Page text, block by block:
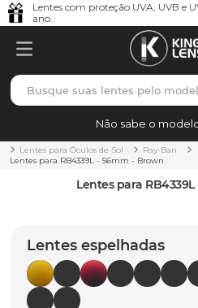
Lentes com proteção UVA, UVB e
ano.
Busque suas lentes pelo
Não sabe o
Lentes para Óculos de Sol
Ray-Ban
Lentes para RB4339L - 56mm - Brown
Lentes para
Lentes espelhadas
TERMOS MAIS BUSCADOS
1º borrachas
holbrook
5º chaves
6º t-shock